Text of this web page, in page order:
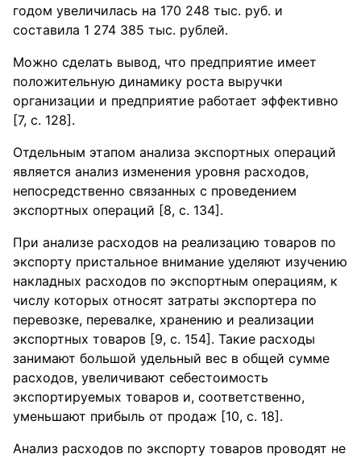
годом увеличилась на 170 248 тыс. руб. и
составила 1 274 385 тыс. рублей.
Можно сделать вывод, что предприятие имеет
положительную динамику роста выручки
организации и предприятие работает эффективно
[7, с. 128].
Отдельным этапом анализа экспортных операций
является анализ изменения уровня расходов,
непосредственно связанных с проведением
экспортных операций [8, с. 134].
При анализе расходов на реализацию товаров по
экспорту пристальное внимание уделяют изучению
накладных расходов по экспортным операциям, к
числу которых относят затраты экспортера по
перевозке, перевалке, хранению и реализации
экспортных товаров [9, с. 154]. Такие расходы
занимают большой удельный вес в общей сумме
расходов, увеличивают себестоимость
экспортируемых товаров и, соответственно,
уменьшают прибыль от продаж [10, с. 18].
Анализ расходов по экспорту товаров проводят не